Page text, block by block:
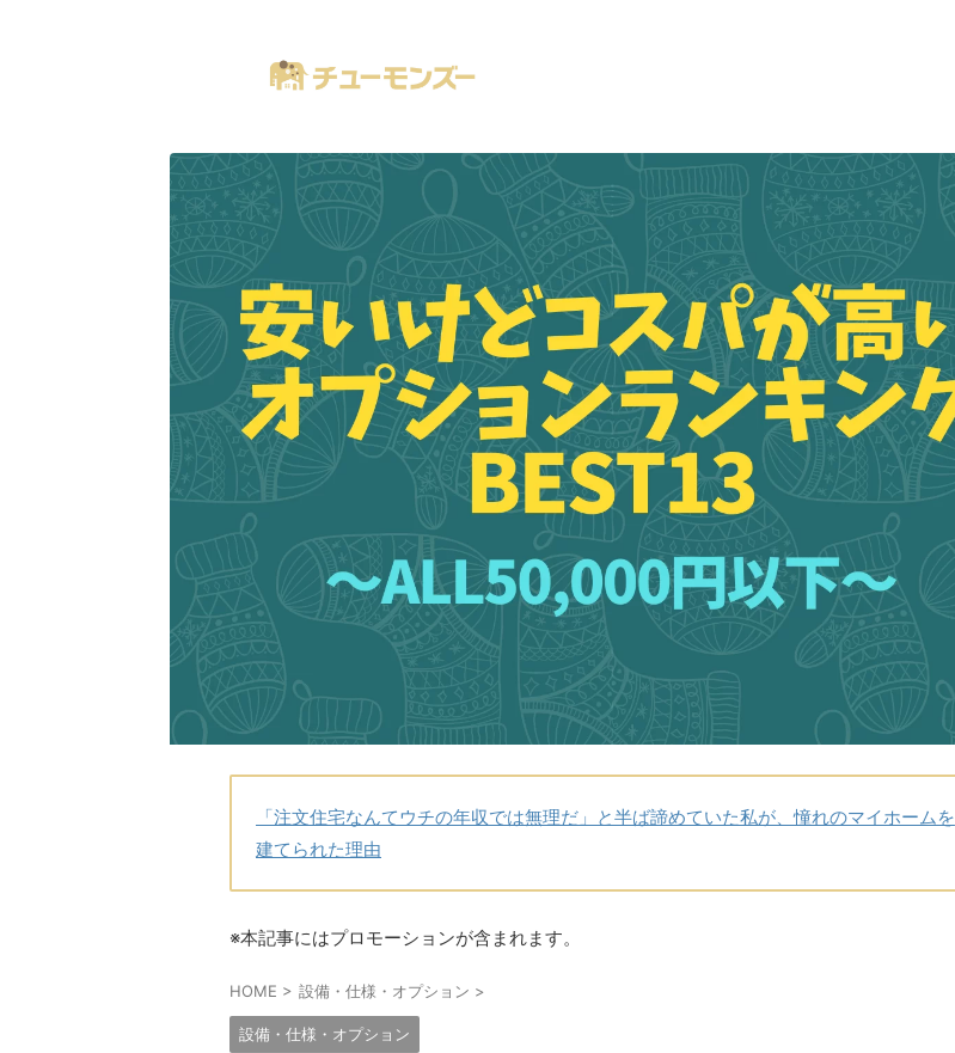
「注文住宅なんてウチの年収では無理だ」と半ば諦めていた私が、憧れのマイホームを
建てられた理由
※本記事にはプロモーションが含まれます。
HOME > 設備・仕様・オプション >
設備・仕様・オプション